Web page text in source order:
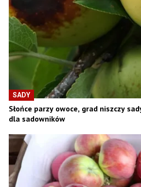
SADY
Słońce parzy owoce, grad niszczy
dla sadowników